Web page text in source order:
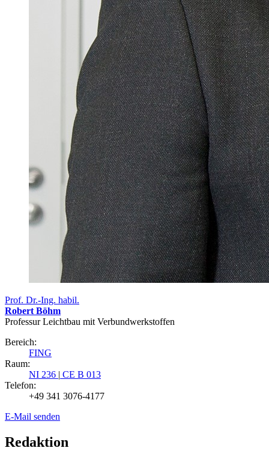
Prof. Dr.-Ing. habil.
Robert Böhm
Professur Leichtbau mit Verbundwerkstoffen
Bereich:
FING
Raum:
NI 236 | CE B 013
Telefon:
+49 341 3076-4177
E-Mail senden
Redaktion